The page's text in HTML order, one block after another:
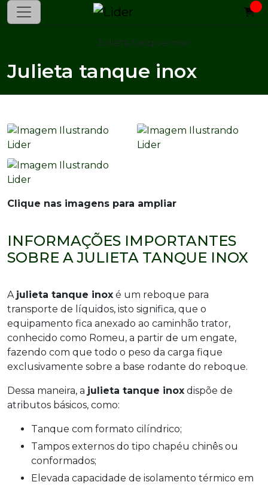
Julieta tanque inox
Julieta tanque inox
Clique nas imagens para ampliar
INFORMAÇÕES IMPORTANTES
SOBRE A JULIETA TANQUE INOX
A julieta tanque inox é um reboque para
transporte de líquidos, isto significa, que o
equipamento fica anexado ao caminhão trator,
conhecido como Romeu, a partir de um engate,
fazendo com que todo o peso da carga fique
exclusivamente sobre a base rodante do reboque.
Dessa maneira, a julieta tanque inox dispõe de
atributos básicos, como:
Tanque com formato cilíndrico;
Tampos externos do tipo chapéu chinês ou
conformados;
Elevada capacidade de isolamento térmico em